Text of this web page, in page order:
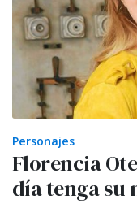
Personajes
Florencia
día tenga su